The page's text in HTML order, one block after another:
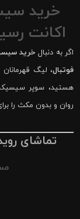
خرید
اکانت
اگر به دنبال خرید
فوتبال، لیگ قهرمانان
هستید، سوپر سیسیکم
روان و بدون مکث را
تماشای